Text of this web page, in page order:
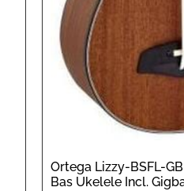
Ortega Lizzy-BSFL-
Bas Ukelele Incl.